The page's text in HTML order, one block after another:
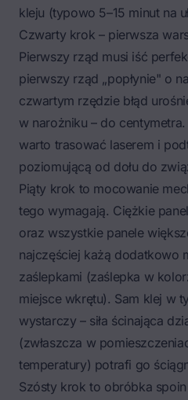
kleju (typowo 5–15 minut na
Czwarty krok – pierwsza
Pierwszy rząd musi iść
pierwszy rząd „popłynie" o
czwartym rzędzie błąd
w narożniku – do
warto trasować laserem i
poziomującą od dołu do
Piąty krok to mocowanie
tego wymagają. Ciężkie
oraz wszystkie panele
najczęściej każą dodatkowo
zaślepkami (zaślepka w
miejsce wkrętu). Sam klej w
wystarczy – siła ścinająca
(zwłaszcza w
temperatury) potrafi go
Szósty krok to obróbka